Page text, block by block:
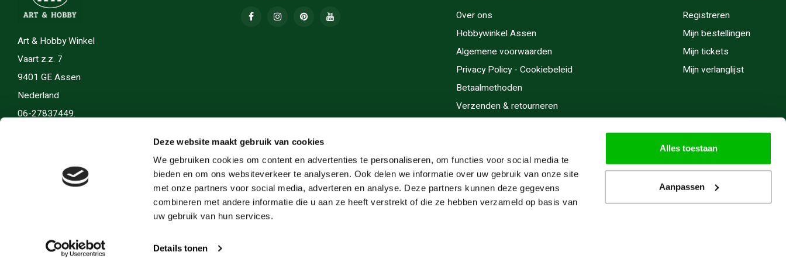
Deze website maakt gebruik van cookies
We gebruiken cookies om content en advertenties te personaliseren, om functies voor social media te
bieden en om ons websiteverkeer te analyseren. Ook delen we informatie over uw gebruik van onze site
met onze partners voor social media, adverteren en analyse. Deze partners kunnen deze gegevens
combineren met andere informatie die u aan ze heeft verstrekt of die ze hebben verzameld op basis van
uw gebruik van hun services.
Details tonen
Alles toestaan
Aanpassen
Art & Hobby Winkel
Vaart z.z. 7
9401 GE Assen
Nederland
06-27837449.
Over ons
Hobbywinkel Assen
Algemene voorwaarden
Privacy Policy - Cookiebeleid
Betaalmethoden
Verzenden & retourneren
Cadeaubonnen
Inlijsten
Servicegebieden
Registreren
Mijn bestellingen
Mijn tickets
Mijn verlanglijst